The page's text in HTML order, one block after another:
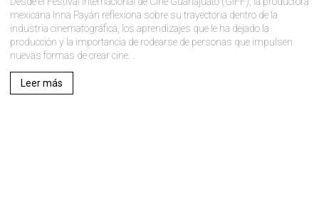
mexicana Inna Payán reflexiona sobre su trayectoria dentro de la
industria cinematográfica, los aprendizajes que le ha dejado la
producción y la importancia de rodearse de personas que impulsen
nuevas formas de crear cine. .
Leer más